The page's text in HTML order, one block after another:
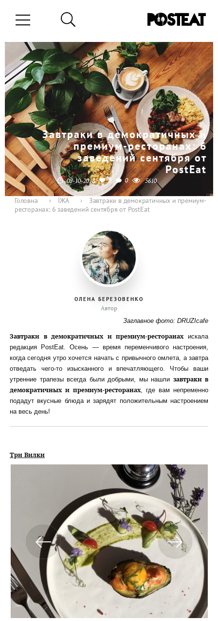
Завтраки в демократичных и
премиум-ресторанах: 6
заведений сентября от
PostEat
08-10-2018 0 0 5610
Головна › ЇЖА ›
Завтраки в демократичных и премиум-
ресторанах: 6 заведений сентября от PostEat
ОЛЕНА БЕРЕЗОВЕНКО
Автор
Заглавное фото: DRUZIcafe
Завтраки в демократичных и премиум-ресторанахискала
редакция PostEat. Осень — время переменчивого настроения,
когда сегодня утро хочется начать с привычного омлета, а завтра
отведать чего-то изысканного и впечатляющего. Чтобы ваши
утренние трапезы всегда были добрыми, мы нашли завтраки в
демократичных и премиум-ресторанах, где вам непременно
подадут вкусные блюда и зарядят положительным настроением
на весь день!
Три Вилки